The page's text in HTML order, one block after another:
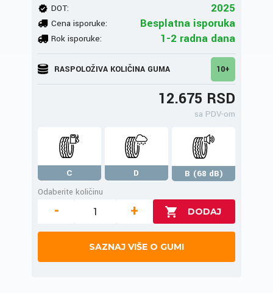
DOT: 2025
Cena isporuke: Besplatna isporuka
Rok isporuke: 1-2 radna dana
RASPOLOŽIVA KOLIČINA GUMA 10+
12.675 RSD
sa PDV-om
C D
B (68 dB)
Odaberite količinu
- +
SAZNAJ VIŠE O GUMI